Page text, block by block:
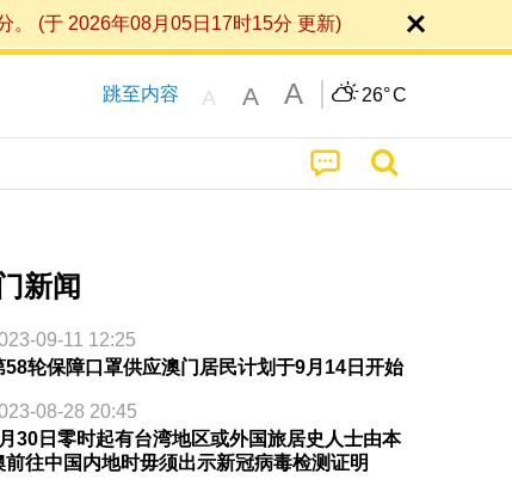
。 (于 2026年08月05日17时15分 更新)
跳至内容 A A A 26°C
新闻
09-11 12:25
58轮保障口罩供应澳门居民计划于9月14日开始
08-28 20:45
30日零时起有台湾地区或外国旅居史人士由本
前往中国内地时毋须出示新冠病毒检测证明